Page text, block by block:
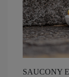
SAUCONY